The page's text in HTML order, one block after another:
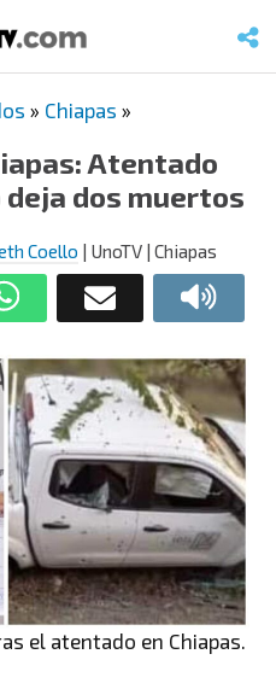
» Chiapas »
Atentado
dos muertos
Coello | UnoTV | Chiapas
el atentado en Chiapas.